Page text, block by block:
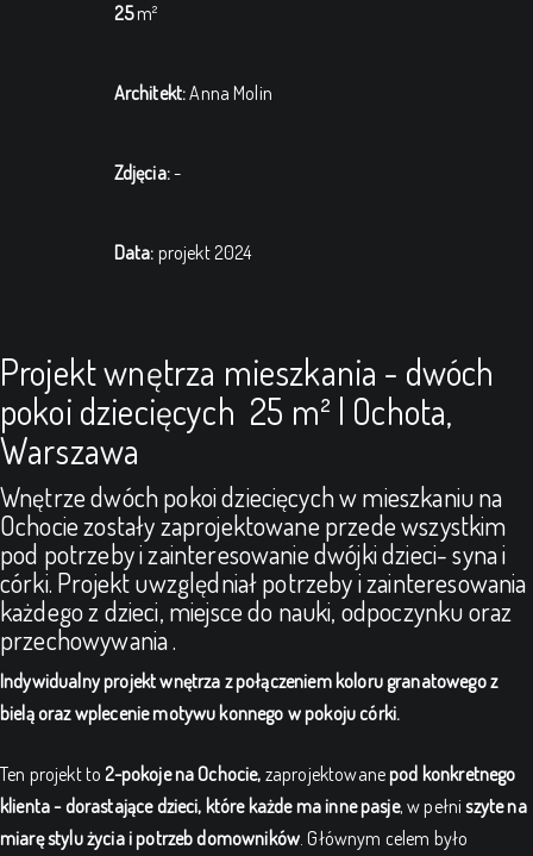
25m²
Architekt:Anna Molin
Zdjęcia:-
Data: projekt 2024
Projekt wnętrza mieszkania - dwóch
pokoi dziecięcych 25 m² | Ochota,
Warszawa
Wnętrze dwóch pokoi dziecięcych w mieszkaniu na
Ochocie zostały zaprojektowane przede wszystkim
pod potrzeby i zainteresowanie dwójki dzieci- syna i
córki. Projekt uwzględniał potrzeby i zainteresowania
każdego z dzieci, miejsce do nauki, odpoczynku oraz
przechowywania .
Indywidualny projekt wnętrza z połączeniem koloru granatowego z
bielą oraz wplecenie motywu konnego w pokoju córki.
Ten projekt to2-pokoje na Ochocie, zaprojektowanepod konkretnego
klienta - dorastające dzieci, które każde ma inne pasje, w pełniszyte na
miarę stylu życia i potrzeb domowników . Głównym celem było